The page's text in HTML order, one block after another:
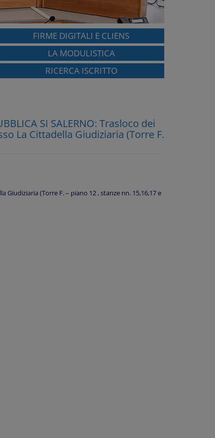
FIRME DIGITALI E CLIENS
LA MODULISTICA
RICERCA ISCRITTO
SI SALERNO: Trasloco dei
La Cittadella Giudiziaria (Torre F.
(Torre F. – piano 12 , stanze nn. 15,16,17 e